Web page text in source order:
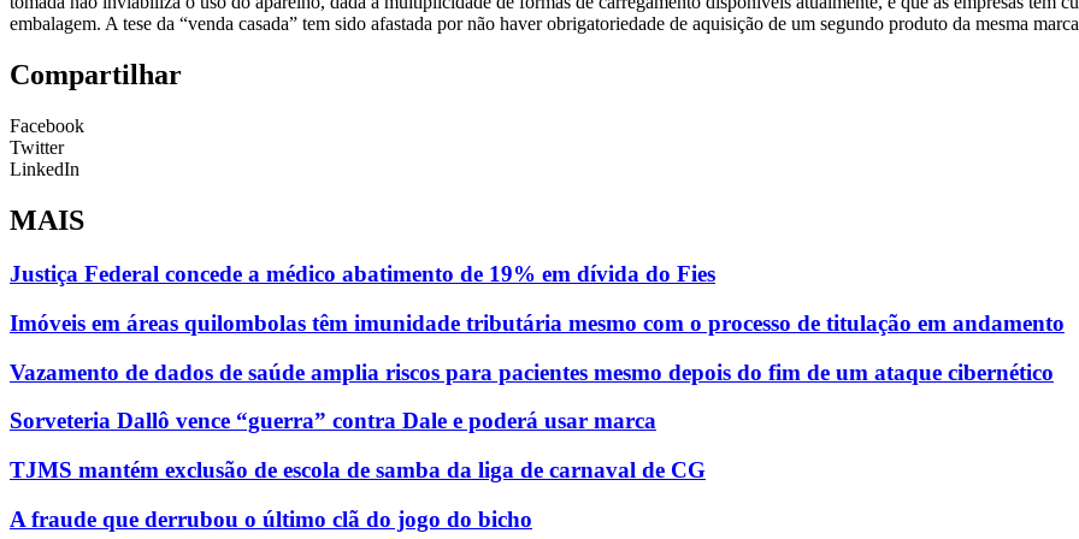
embalagem. A tese da “venda casada” tem sido afastada por não haver obrigatoriedade de aquisição de um segundo produto da mesma
Compartilhar
Facebook
Twitter
LinkedIn
MAIS
Justiça Federal concede a médico abatimento de 19% em dívida do Fies
Imóveis em áreas quilombolas têm imunidade tributária mesmo com o processo de titulação em andamento
Vazamento de dados de saúde amplia riscos para pacientes mesmo depois do fim de um ataque cibernético
Sorveteria Dallô vence “guerra” contra Dale e poderá usar marca
TJMS mantém exclusão de escola de samba da liga de carnaval de CG
A fraude que derrubou o último clã do jogo do bicho